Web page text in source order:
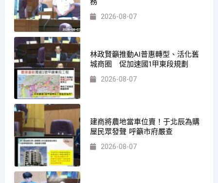
2026-08-07
林政賢籲推動AI普惠轉型、活化舊
城商圈 促加速國1甲東段規劃
2026-08-07
建商將農地當車位賣！于北辰為購
屋民眾發聲 呼籲市府嚴查
2026-08-07